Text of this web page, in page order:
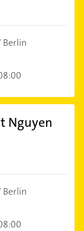
Berlin
Nguyen
Berlin